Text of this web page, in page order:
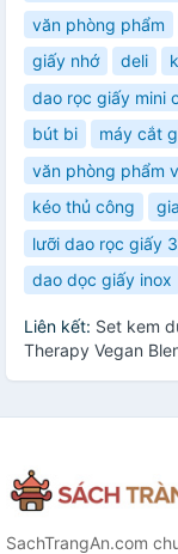
văn phòng phẩm
giấy nhớ
deli
dao rọc giấy mini
bút bi
máy cắt
văn phòng phẩm
kéo thủ công
lưỡi dao rọc giấy
dao dọc giấy inox
Liên kết: Set kem
Therapy Vegan
SachTrangAn.com